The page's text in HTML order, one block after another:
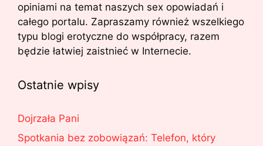
opiniami na temat naszych sex opowiadań i
całego portalu. Zapraszamy również wszelkiego
typu blogi erotyczne do współpracy, razem
będzie łatwiej zaistnieć w Internecie.
Ostatnie wpisy
Dojrzała Pani
Spotkania bez zobowiązań: Telefon, który